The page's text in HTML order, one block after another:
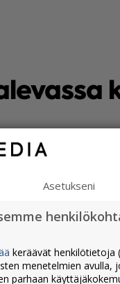
Tavoita
ASUNNON
Asetukseni
keräävät henkilötietoja
menetelmien avulla,
parhaan